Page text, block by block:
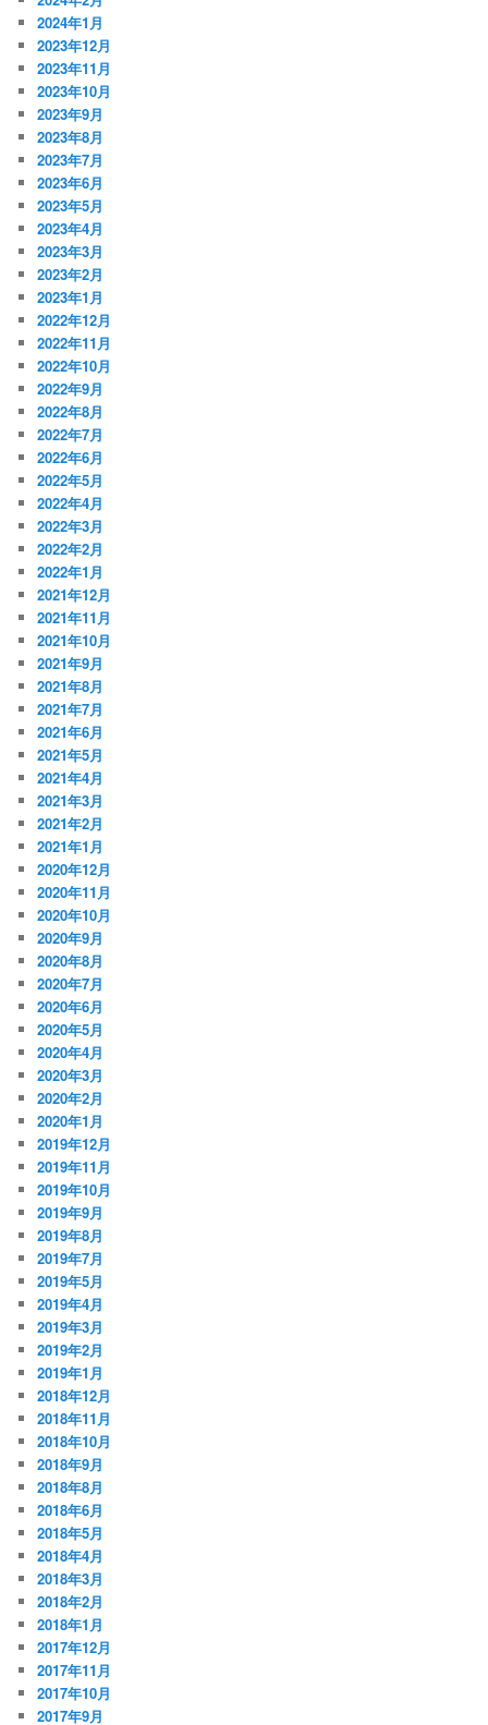
2024年1月
2023年12月
2023年11月
2023年10月
2023年9月
2023年8月
2023年7月
2023年6月
2023年5月
2023年4月
2023年3月
2023年2月
2023年1月
2022年12月
2022年11月
2022年10月
2022年9月
2022年8月
2022年7月
2022年6月
2022年5月
2022年4月
2022年3月
2022年2月
2022年1月
2021年12月
2021年11月
2021年10月
2021年9月
2021年8月
2021年7月
2021年6月
2021年5月
2021年4月
2021年3月
2021年2月
2021年1月
2020年12月
2020年11月
2020年10月
2020年9月
2020年8月
2020年7月
2020年6月
2020年5月
2020年4月
2020年3月
2020年2月
2020年1月
2019年12月
2019年11月
2019年10月
2019年9月
2019年8月
2019年7月
2019年5月
2019年4月
2019年3月
2019年2月
2019年1月
2018年12月
2018年11月
2018年10月
2018年9月
2018年8月
2018年6月
2018年5月
2018年4月
2018年3月
2018年2月
2018年1月
2017年12月
2017年11月
2017年10月
2017年9月